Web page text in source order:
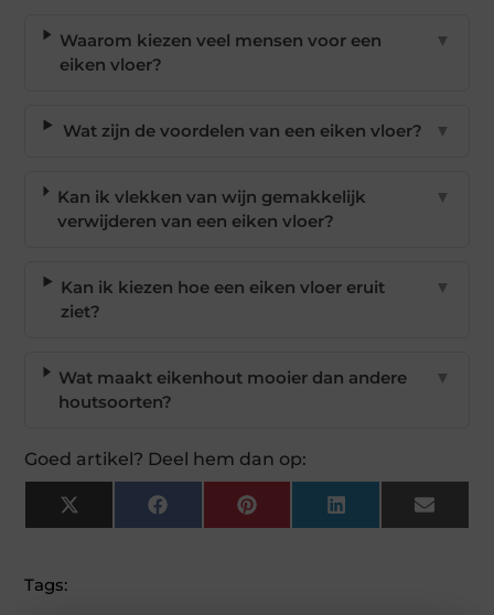
Waarom kiezen veel mensen voor een
eiken vloer?
▼
Wat zijn de voordelen van een eiken vloer? ▼
Kan ik vlekken van wijn gemakkelijk
verwijderen van een eiken vloer?
▼
Kan ik kiezen hoe een eiken vloer eruit
ziet?
▼
Wat maakt eikenhout mooier dan andere
houtsoorten?
▼
Goed artikel? Deel hem dan op:
X
(Twitter)
FacebookPinterest LinkedIn Email
Tags: